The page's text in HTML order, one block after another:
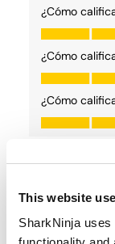
This website
SharkNinja